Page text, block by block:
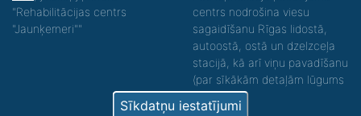
"Rehabilitācijas centrs
"Jaunķemeri""
centrs nodrošina viesu
sagaidīšanu Rīgas lidostā,
autoostā, ostā un dzelzceļa
stacijā, kā arī viņu pavadīšanu
(par sīkākām detaļām lūgums
zvanīt).
Sīkdatņu iestatījumi